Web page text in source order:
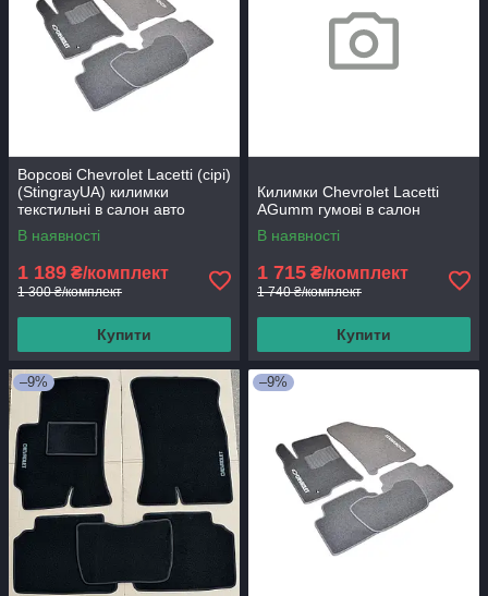
Ворсові Chevrolet Lacetti (сірі)
(StingrayUA) килимки
текстильні в салон авто
В наявності
1 189 ₴/комплект
1 300 ₴/комплект
Купити
Килимки Chevrolet Lacetti
AGumm гумові в салон
В наявності
1 715 ₴/комплект
1 740 ₴/комплект
Купити
–9% –9%